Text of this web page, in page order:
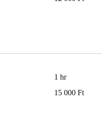
1 hr
magyar
15 000 Ft